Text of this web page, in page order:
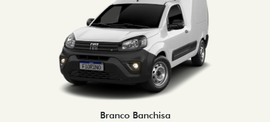
Branco Banchisa